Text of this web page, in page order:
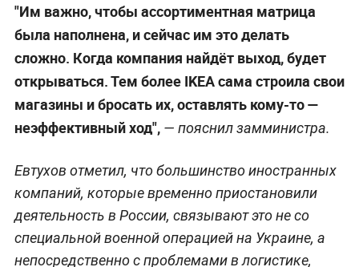
"Им важно, чтобы ассортиментная матрица
была наполнена, и сейчас им это делать
сложно. Когда компания найдёт выход, будет
открываться. Тем более IKEA сама строила свои
магазины и бросать их, оставлять кому-то —
неэффективный ход", — пояснил замминистра.
Евтухов отметил, что большинство иностранных
компаний, которые временно приостановили
деятельность в России, связывают это не со
специальной военной операцией на Украине, а
непосредственно с проблемами в логистике,